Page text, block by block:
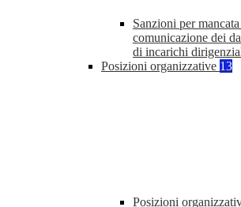
Sanzioni per
comunicazione dei
di incarichi
Posizioni organizzative 13
Posizioni